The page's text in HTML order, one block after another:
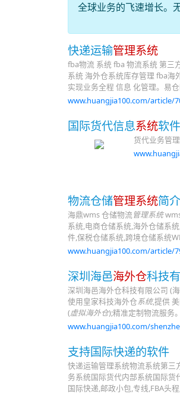
全球业务的飞速增长。
快递运输管理系统
fba物流 系统 fba 物流系统 第三
系统 海外仓系统库存管理 fba
实现业务全程 信息 化管理。易
www.huangjia100.com/article/
国际货代信息系统软
货代业务管
物流仓储管理系统简介
海鼎wms 仓储物流管理系统
系统,电商仓储系统,海外仓储系
件,保税仓储系统,跨境仓储系统
www.huangjia100.com/article/
深圳海邑海外仓科技
深圳海邑海外仓科技有限公司 (
使用皇家科技海外仓系统,提供
(虚拟海外仓);精准定制物流服务
www.huangjia100.com/
支持国际快递的软件
快递运输管理系统物流系统第三
务系统国际货代内部系统国际
国际快递,邮政小包,专线,FBA头